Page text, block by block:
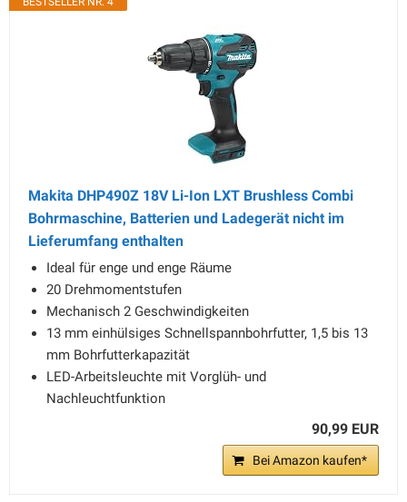
Makita DHP490Z 18V Li-Ion LXT Brushless Combi
Bohrmaschine, Batterien und Ladegerät nicht im
Lieferumfang enthalten
Ideal für enge und enge Räume
20 Drehmomentstufen
Mechanisch 2 Geschwindigkeiten
13 mm einhülsiges Schnellspannbohrfutter, 1,5 bis 13
mm Bohrfutterkapazität
LED-Arbeitsleuchte mit Vorglüh- und
Nachleuchtfunktion
90,99 EUR
Bei Amazon kaufen*